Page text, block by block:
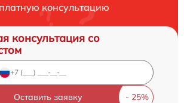
консультацию
консультация со
Оставить заявку